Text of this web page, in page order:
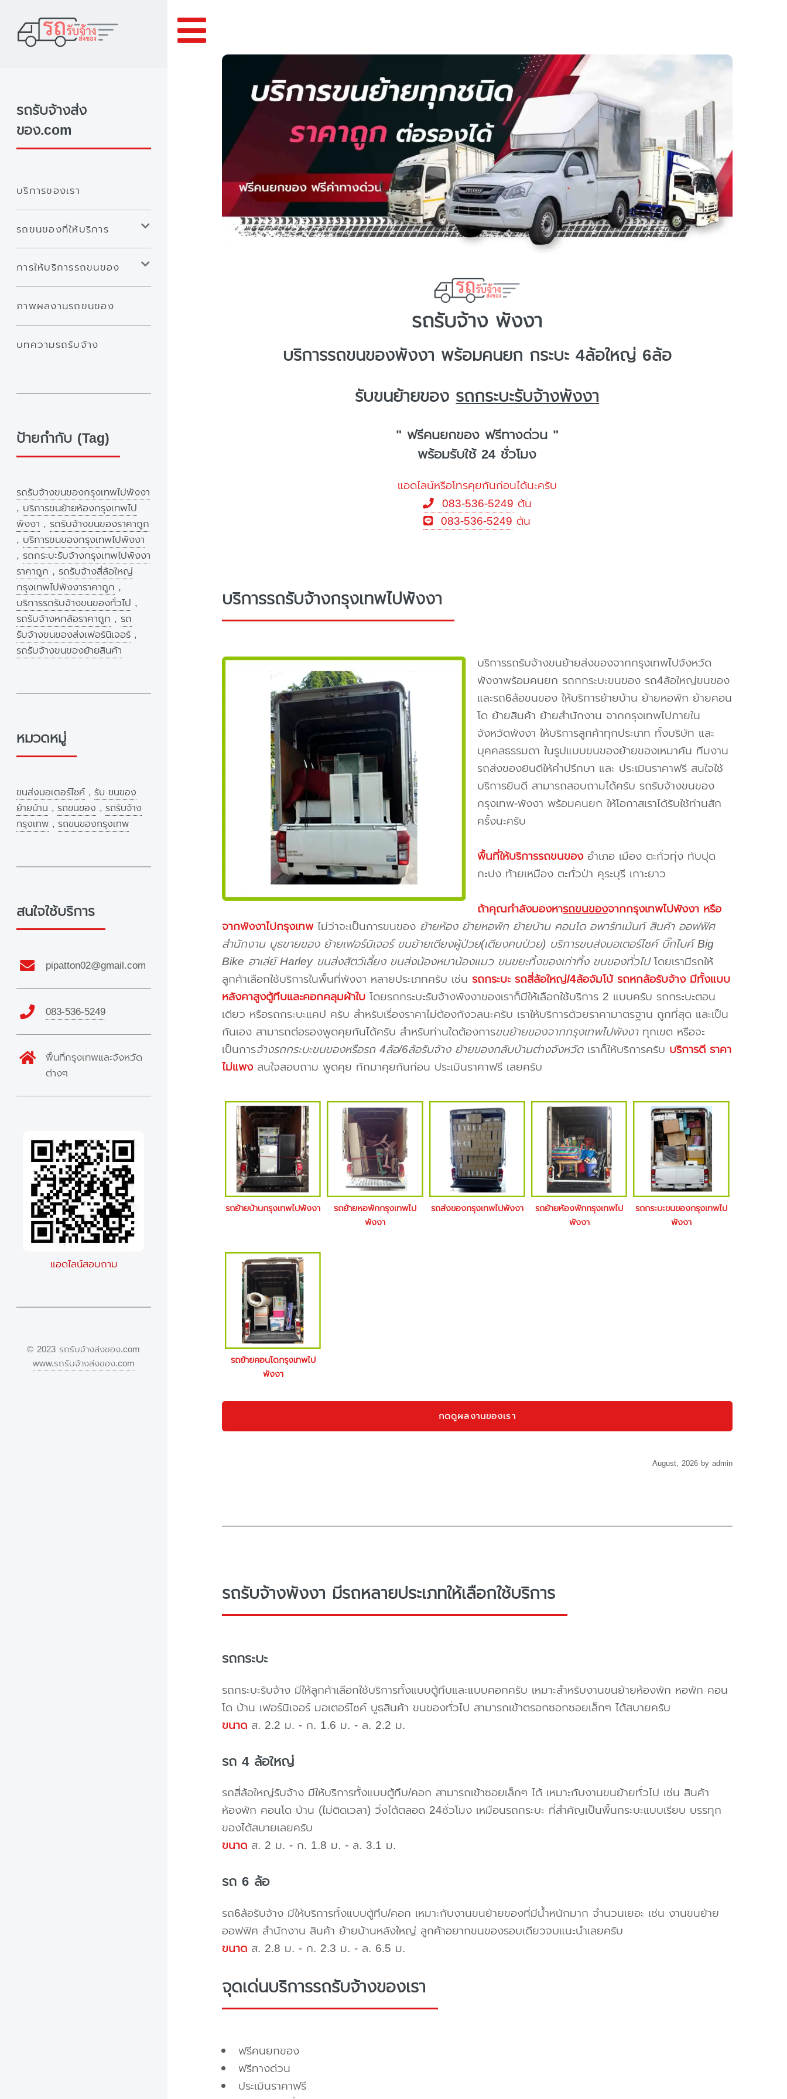
รถรับจ้าง พังงา
บริการรถขนของพังงา พร้อมคนยก กระบะ 4ล้อใหญ่ 6ล้อ
รับขนย้ายของรถกระบะรับจ้างพังงา
" ฟรีคนยกของ ฟรีทางด่วน "
พร้อมรับใช้ 24 ชั่วโมง
แอดไลน์หรือโทรคุยกันก่อนได้นะครับ
083-536-5249 ต้น
083-536-5249 ต้น
บริการรถรับจ้างกรุงเทพไปพังงา
บริการรถรับจ้างขนย้ายส่งของจากกรุงเทพไปจังหวัด
พังงาพร้อมคนยก รถกกระบะขนของ รถ4ล้อใหญ่ขนของ
และรถ6ล้อขนของ ให้บริการย้ายบ้าน ย้ายหอพัก ย้ายคอน
โด ย้ายสินค้า ย้ายสำนักงาน จากกรุงเทพไปภายใน
จังหวัดพังงา ให้บริการลูกค้าทุกประเภท ทั้งบริษัท และ
บุคคลธรรมดา ในรูปแบบขนของย้ายของเหมาคัน ทีมงาน
รถส่งของยินดีให้คำปรึกษา และ ประเมินราคาฟรี สนใจใช้
บริการยินดี สามารถสอบถามได้ครับ รถรับจ้างขนของ
กรุงเทพ-พังงา พร้อมคนยก ให้โอกาสเราได้รับใช้ท่านสัก
ครั้งนะครับ
พื้นที่ให้บริการรถขนของอำเภอ เมือง ตะกั่วทุ่ง ทับปุด
กะปง ท้ายเหมือง ตะกั่วป่า คุระบุรี เกาะยาว
ถ้าคุณกำลังมองหารถขนของจากกรุงเทพไปพังงา หรือ
จากพังงาไปกรุงเทพไม่ว่าจะเป็นการขนของ ย้ายห้อง ย้ายหอพัก ย้ายบ้าน คอนโด อพาร์ทเม้นท์ สินค้า ออฟฟิศ
สำนักงาน บูธขายของ ย้ายเฟอร์นิเจอร์ ขนย้ายเตียงผู้ป่วย(เตียงคนป่วย) บริการขนส่งมอเตอร์ไซค์ บิ๊กไบค์ Big
Bike ฮาเล่ย์ Harley ขนส่งสัตว์เลี้ยง ขนส่งน้องหมาน้องแมว ขนขยะทิ้งของเก่าทิ้ง ขนของทั่วไปโดยเรามีรถให้
ลูกค้าเลือกใช้บริการในพื้นที่พังงา หลายประเภทครับ เช่น รถกระบะ รถสี่ล้อใหญ่/4ล้อจัมโบ้ รถหกล้อรับจ้าง มีทั้งแบบ
หลังคาสูงตู้ทึบและคอกคลุมผ้าใบโดยรถกระบะรับจ้างพังงาของเราก็มีให้เลือกใช้บริการ 2 แบบครับ รถกระบะตอน
เดียว หรือรถกระบะแคป ครับ สำหรับเรื่องราคาไม่ต้องกังวลนะครับ เราให้บริการด้วยราคามาตรฐาน ถูกที่สุด และเป็น
กันเอง สามารถต่อรองพูดคุยกันได้ครับ สำหรับท่านใดต้องการขนย้ายของจากกรุงเทพไปพังงาทุกเขต หรือจะ
เป็นการจ้างรถกระบะขนของหรือรถ 4ล้อ/6ล้อรับจ้าง ย้ายของกลับบ้านต่างจังหวัดเราก็ให้บริการครับ บริการดี ราคา
ไม่แพงสนใจสอบถาม พูดคุย ทักมาคุยกันก่อน ประเมินราคาฟรี เลยครับ
รถย้ายบ้านกรุงเทพไปพังงา
รถย้ายหอพักกรุงเทพไป
พังงา
รถส่งของกรุงเทพไปพังงา
รถย้ายห้องพักกรุงเทพไป
พังงา
รถกระบะขนของกรุงเทพไป
พังงา
รถย้ายคอนโดกรุงเทพไป
พังงา
กดดูผลงานของเรา
August, 2026 by admin
รถรับจ้างพังงา มีรถหลายประเภทให้เลือกใช้บริการ
รถกระบะ
รถกระบะรับจ้าง มีให้ลูกค้าเลือกใช้บริการทั้งแบบตู้ทึบและแบบคอกครับ เหมาะสำหรับงานขนย้ายห้องพัก หอพัก คอน
โด บ้าน เฟอร์นิเจอร์ มอเตอร์ไซค์ บูธสินค้า ขนของทั่วไป สามารถเข้าตรอกซอกซอยเล็กๆ ได้สบายครับ
ขนาดส. 2.2 ม. - ก. 1.6 ม. - ล. 2.2 ม.
รถ 4 ล้อใหญ่
รถสี่ล้อใหญ่รับจ้าง มีให้บริการทั้งแบบตู้ทึบ/คอก สามารถเข้าซอยเล็กๆ ได้ เหมาะกับงานขนย้ายทั่วไป เช่น สินค้า
ห้องพัก คอนโด บ้าน (ไม่ติดเวลา) วิ่งได้ตลอด 24ชั่วโมง เหมือนรถกระบะ ที่สำคัญเป็นพื้นกระบะแบบเรียบ บรรทุก
ของได้สบายเลยครับ
ขนาดส. 2 ม. - ก. 1.8 ม. - ล. 3.1 ม.
รถ 6 ล้อ
รถ6ล้อรับจ้าง มีให้บริการทั้งแบบตู้ทึบ/คอก เหมาะกับงานขนย้ายของที่มีน้ำหนักมาก จำนวนเยอะ เช่น งานขนย้าย
ออฟฟิศ สำนักงาน สินค้า ย้ายบ้านหลังใหญ่ ลูกค้าอยากขนของรอบเดียวจบแนะนำเลยครับ
ขนาดส. 2.8 ม. - ก. 2.3 ม. - ล. 6.5 ม.
จุดเด่นบริการรถรับจ้างของเรา
ฟรีคนยกของ
ฟรีทางด่วน
ประเมินราคาฟรี
รถรับจ้างส่ง
ของ.com
บริการของเรา
รถขนของที่ให้บริการ
การให้บริการรถขนของ
ภาพผลงานรถขนของ
บทความรถรับจ้าง
ป้ายกำกับ (Tag)
รถรับจ้างขนของกรุงเทพไปพังงา
, บริการขนย้ายห้องกรุงเทพไป
พังงา , รถรับจ้างขนของราคาถูก
, บริการขนของกรุงเทพไปพังงา
, รถกระบะรับจ้างกรุงเทพไปพังงา
ราคาถูก , รถรับจ้างสี่ล้อใหญ่
กรุงเทพไปพังงาราคาถูก ,
บริการรถรับจ้างขนของทั่วไป ,
รถรับจ้างหกล้อราคาถูก , รถ
รับจ้างขนของส่งเฟอร์นิเจอร์ ,
รถรับจ้างขนของย้ายสินค้า
หมวดหมู่
ขนส่งมอเตอร์ไซค์ , รับ ขนของ
ย้ายบ้าน , รถขนของ , รถรับจ้าง
กรุงเทพ , รถขนของกรุงเทพ
สนใจใช้บริการ
pipatton02@gmail.com
083-536-5249
พื้นที่กรุงเทพและจังหวัด
ต่างๆ
แอดไลน์สอบถาม
© 2023 รถรับจ้างส่งของ.com
www.รถรับจ้างส่งของ.com